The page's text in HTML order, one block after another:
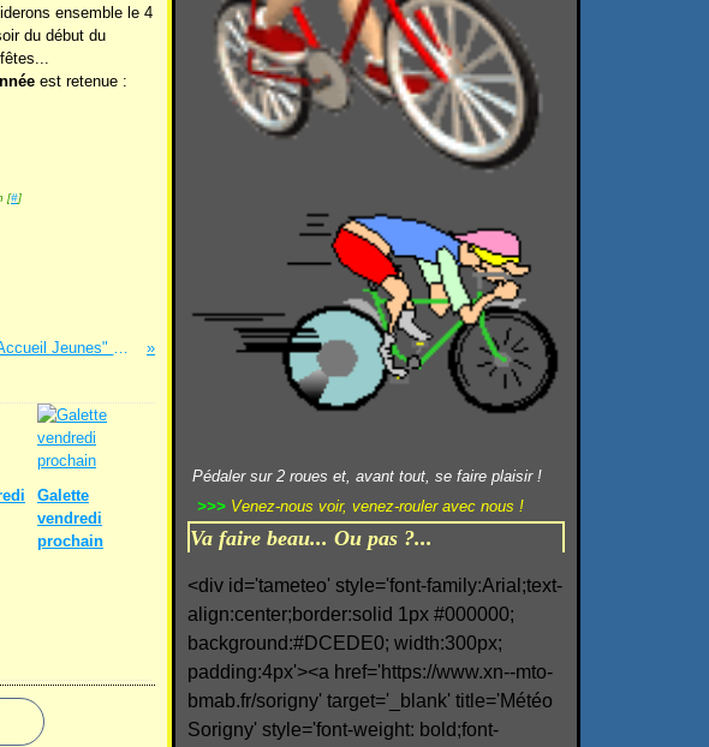
ensemble le 4
du début du
est retenue :
[#]
Un "Point Accueil Jeunes" VTT...
Galette
vendredi
prochain
Pédaler sur 2 roues et, avant tout, se faire plaisir !
>>> Venez-nous voir, venez-rouler avec nous !
Va faire beau... Ou pas ?...
<div id='tameteo' style='font-family:Arial;text-
align:center;border:solid 1px #000000;
background:#DCEDE0; width:300px;
padding:4px'><a href='https://www.xn--mto-
bmab.fr/sorigny' target='_blank' title='Météo
Sorigny' style='font-weight: bold;font-